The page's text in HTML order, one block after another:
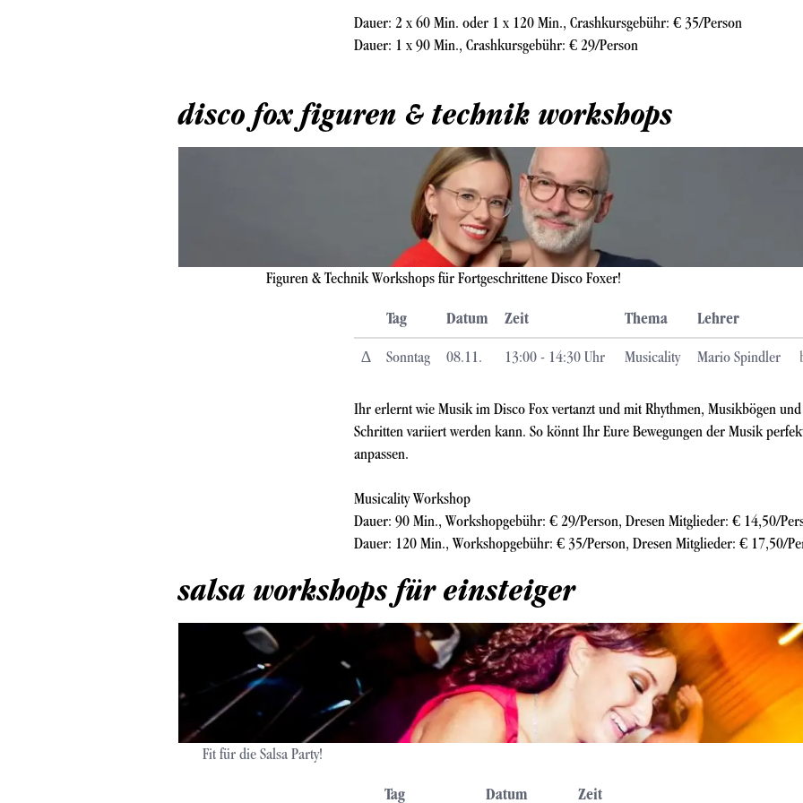
Dauer: 2 x 60 Min. oder 1 x 120 Min., Crashkursgebühr: € 35/Person
Dauer: 1 x 90 Min., Crashkursgebühr: € 29/Person
disco fox figuren & technik workshops
Figuren & Technik Workshops für Fortgeschrittene Disco Foxer!
Tag Datum Zeit Thema Lehrer
∆ Sonntag 08.11. 13:00 - 14:30 Uhr Musicality Mario Spindler
Ihr erlernt wie Musik im Disco Fox vertanzt und mit Rhythmen, Musikbögen und
Schritten variiert werden kann. So könnt Ihr Eure Bewegungen der Musik
anpassen.
Musicality Workshop
Dauer: 90 Min., Workshopgebühr: € 29/Person, Dresen Mitglieder: € 14,50/
Dauer: 120 Min., Workshopgebühr: € 35/Person, Dresen Mitglieder: € 17,50/
salsa workshops für einsteiger
Fit für die Salsa Party!
Tag Datum Zeit